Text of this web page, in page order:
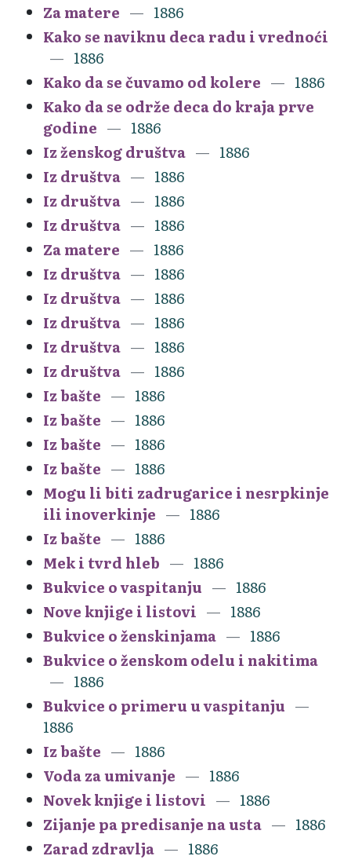
Za matere
1886
Kako se naviknu deca radu i vrednoći
1886
Kako da se čuvamo od kolere
1886
Kako da se održe deca do kraja prve
godine
1886
Iz ženskog društva
1886
Iz društva
1886
Iz društva
1886
Iz društva
1886
Za matere
1886
Iz društva
1886
Iz društva
1886
Iz društva
1886
Iz društva
1886
Iz društva
1886
Iz bašte
1886
Iz bašte
1886
Iz bašte
1886
Iz bašte
1886
Mogu li biti zadrugarice i nesrpkinje
ili inoverkinje
1886
Iz bašte
1886
Mek i tvrd hleb
1886
Bukvice o vaspitanju
1886
Nove knjige i listovi
1886
Bukvice o ženskinjama
1886
Bukvice o ženskom odelu i nakitima
1886
Bukvice o primeru u vaspitanju
1886
Iz bašte
1886
Voda za umivanje
1886
Novek knjige i listovi
1886
Zijanje pa predisanje na usta
1886
Zarad zdravlja
1886